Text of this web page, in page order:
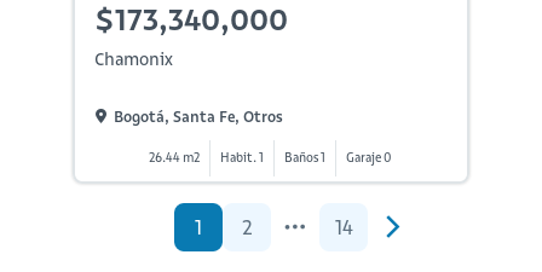
$173,340,000
Chamonix
Bogotá, Santa Fe, Otros
26.44 m2 Habit. 1 Baños 1 Garaje 0
1 2 14